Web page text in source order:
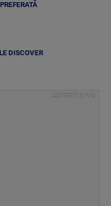
DISCOVER